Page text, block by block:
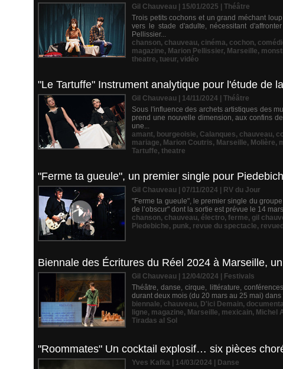
Gil Chauveau | 15/01/2025
Théâtre
Trois petits cochons et un grand méchant
vers le stade d'adulte, nécessitant
Pellissier...
chanson, chauveau, cinéma, cochon,
magazine, Marion Pellissier, Marseille,
theatre, tueur, vidéo
"Le Tartuffe" Instrument analytique pour l'étude de
Gil Chauveau | 14/11/2024
Théâtre
Sous l'influence des archets artistiques des
prend une nouvelle dimension, aux confins
une...
amant, bourgeoisie, Calanques, chauveau,
mariage, Marion Coutris, Marseille, Molière,
Tartuffe, theatre
"Ferme ta gueule", un premier single pour
Gil Chauveau | 07/11/2024
RV du Jour
"Ferme ta gueule", le premier single du
de l’obscur" dont la sortie est prévue le 14
chanson, chauveau, électro, ferme, gil
Piedebiche, punk, revue du spectacle,
Biennale des Écritures du Réel 2024 à Marseille,
Gil Chauveau | 12/04/2024
Festivals
Théâtre, danse, cirque, littérature,
durant deux mois (du 20 mars au 25 mai)
biennale, chauveau, D'ici Demain,
ligne, magazine, Marseille, mexicain, Michel
Tiradas al Sol
"Roommates" Un cocktail explosif… six pièces
Yves Kafka | 14/03/2024
Danse